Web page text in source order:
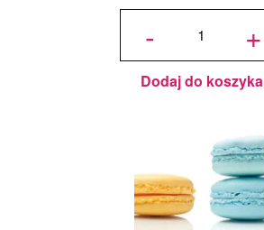
-
ilość
PARFUM
110 śr. 75
mm -
Silikomart +
Dodaj do koszyka